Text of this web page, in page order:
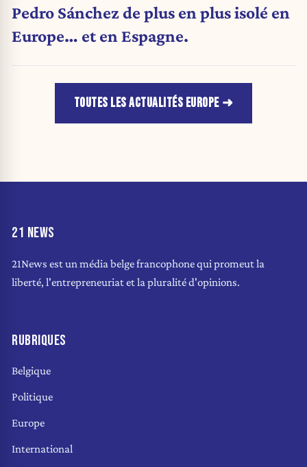
Pedro Sánchez de plus en plus isolé en
Europe… et en Espagne.
TOUTES LES ACTUALITÉS EUROPE
21 NEWS
21News est un média belge francophone qui promeut la
liberté, l'entrepreneuriat et la pluralité d'opinions.
RUBRIQUES
Belgique
Politique
Europe
International